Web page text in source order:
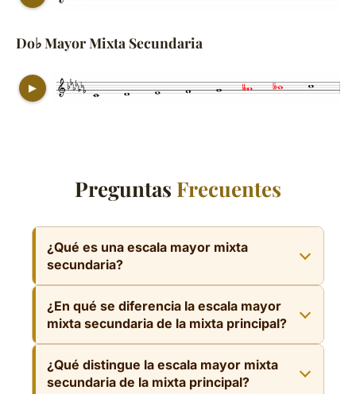
Do♭ Mayor Mixta Secundaria
▶
Preguntas Frecuentes
¿Qué es una escala mayor mixta
secundaria?
partiendo de la escala mayor natural y
bajando un semitono tanto el sexto como el
mixta principal y la mixolidia en una sola
¿En qué se diferencia la escala mayor
mixta secundaria de la mixta principal?
mientras que la mixta secundaria baja los
¿Qué distingue la escala mayor mixta
secundaria de la mixta principal?